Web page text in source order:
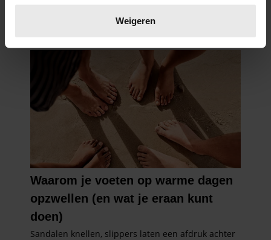
verwerkt en stel uw voorkeuren in het
intrekken in de Cookieverklaring.
We gebruiken cookies om content en advertenties te
personaliseren, om functies voor social media te bieden
en om ons websiteverkeer te analyseren. Ook delen we
informatie over uw gebruik van onze site met onze
partners voor social media, adverteren en analyse. Deze
partners kunnen deze gegevens combineren met andere
informatie die u aan ze heeft verstrekt of die ze hebben
verzameld op basis van uw gebruik van hun services. U
gaat akkoord met onze cookies als u onze website blijft
gebruiken.
Weigeren